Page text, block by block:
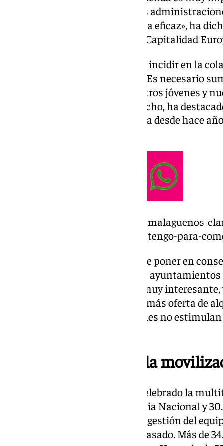
más todavía, y obliga a todas las
conjunta para dar una respuesta eficaz», ha
la candidatura de la ciudad a la Capitalidad
De la Torre, además, ha vuelto a incidir en la
materia de vivienda protegida. «Es necesario
barato asequible para que nuestros jóvenes y
su ciudad», ha expresado. De hecho, ha
«se viene trabajando en esa línea desde hace
https://www.101tv.es/miles-de-malaguenos-
vivienda-si-pago-el-alquiler-no-tengo-para-
También ha subrayado la idea de poner en
impuesto turístico, para que los
puedan activarlo. «Es un tema muy
tenga en cuenta. Para que haya más oferta de
que reflexionar. Las leyes actuales no
La oposición celebra la
La oposición, por su parte, ha celebrado la
(10.000 personas según la Policía Nacional y
organizadores) y ha criticado la gestión del
vivienda de De la Torre han fracasado. Más de